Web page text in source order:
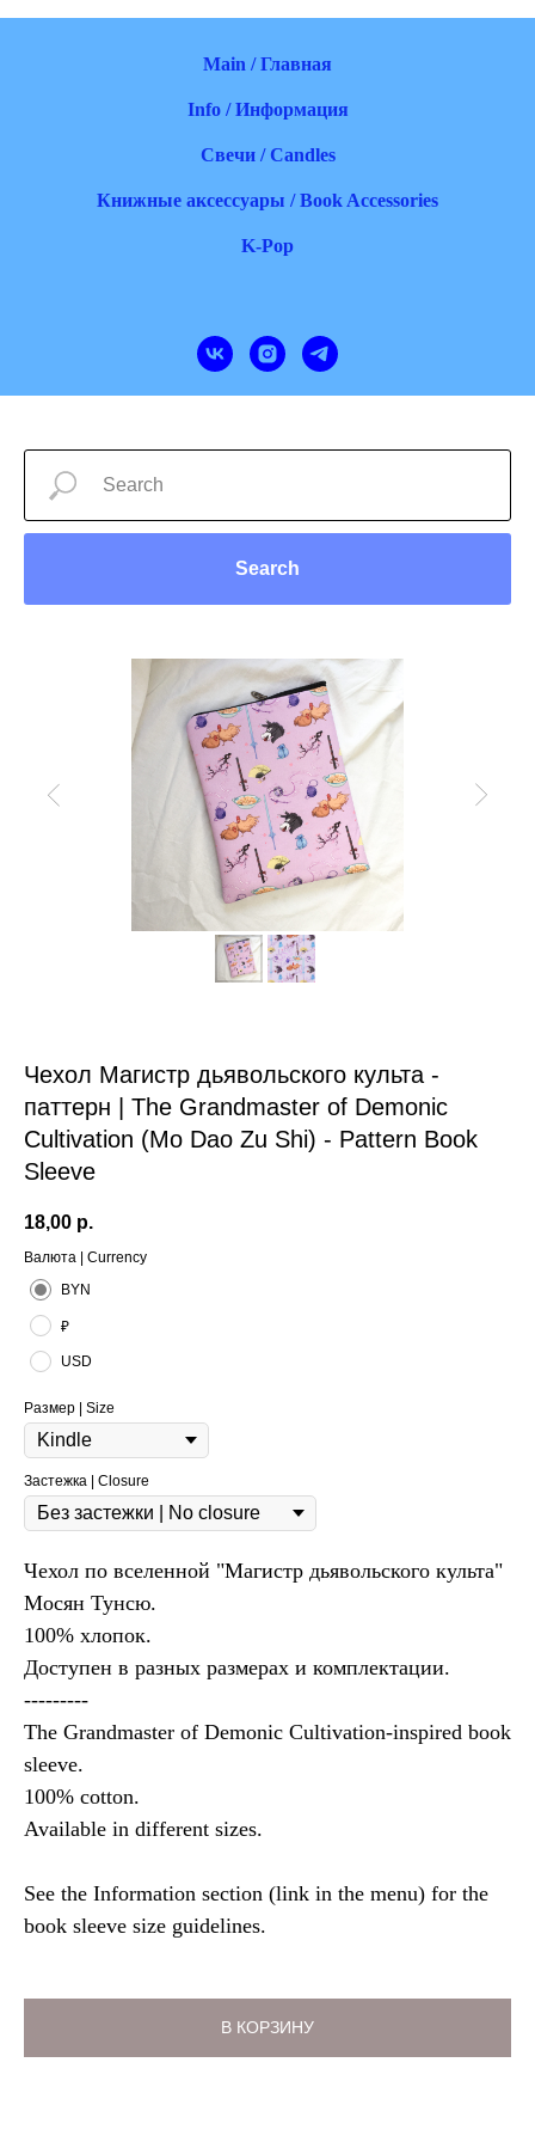
Main / Главная
Info / Информация
Свечи / Candles
Книжные аксессуары / Book Accessories
K-Pop
Search
Чехол Магистр дьявольского культа -
паттерн | The Grandmaster of Demonic
Cultivation (Mo Dao Zu Shi) - Pattern Book
Sleeve
18,00 р.
Валюта | Currency
BYN
₽
USD
Размер | Size
Застежка | Closure
Чехол по вселенной "Магистр дьявольского культа"
Мосян Тунсю.
100% хлопок.
Доступен в разных размерах и комплектации.
---------
The Grandmaster of Demonic Cultivation-inspired book
sleeve.
100% cotton.
Available in different sizes.
See the Information section (link in the menu) for the
book sleeve size guidelines.
В КОРЗИНУ